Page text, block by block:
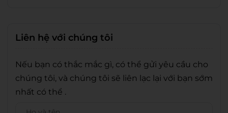
Liên hệ với chúng tôi
Nếu bạn có thắc mắc gì, có thể gửi yêu cầu cho
chúng tôi, và chúng tôi sẽ liên lạc lại với bạn sớm
nhất có thể .